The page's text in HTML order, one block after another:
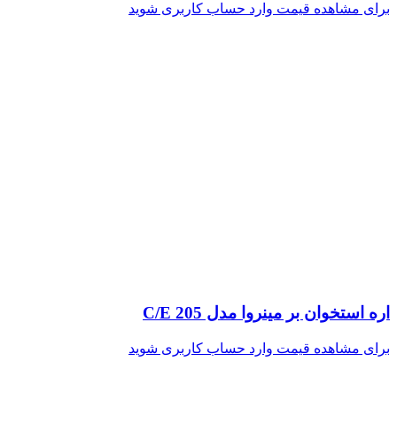
برای مشاهده قیمت وارد حساب کاربری شوید
اره استخوان بر مینروا مدل C/E 205
برای مشاهده قیمت وارد حساب کاربری شوید